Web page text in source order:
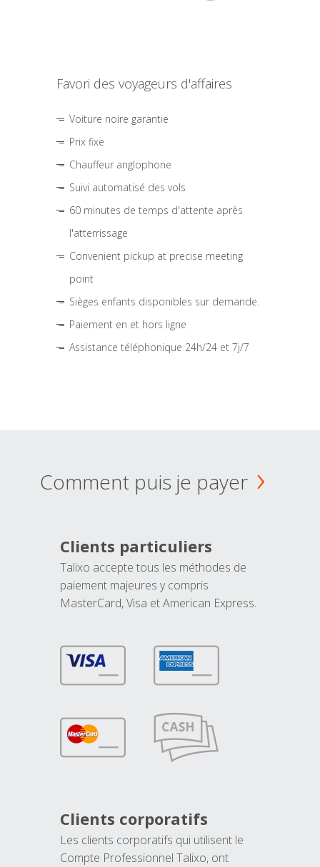
Favori des voyageurs d'affaires
Voiture noire garantie
Prix fixe
Chauffeur anglophone
Suivi automatisé des vols
60 minutes de temps d'attente après
l'atterrissage
Convenient pickup at precise meeting
point
Sièges enfants disponibles sur demande.
Paiement en et hors ligne
Assistance téléphonique 24h/24 et 7j/7
Comment puis je payer
Clients particuliers
Talixo accepte tous les méthodes de
paiement majeures y compris
MasterCard, Visa et American Express.
Clients corporatifs
Les clients corporatifs qui utilisent le
Compte Professionnel Talixo, ont